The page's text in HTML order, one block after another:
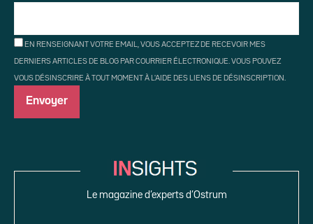
EN RENSEIGNANT VOTRE EMAIL, VOUS ACCEPTEZ DE RECEVOIR MES
DERNIERS ARTICLES DE BLOG PAR COURRIER ÉLECTRONIQUE. VOUS POUVEZ
VOUS DÉSINSCRIRE À TOUT MOMENT À L'AIDE DES LIENS DE DÉSINSCRIPTION.
Le magazine d’experts d’Ostrum